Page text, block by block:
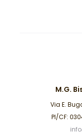
M.G.
Via E.
PI/CF: